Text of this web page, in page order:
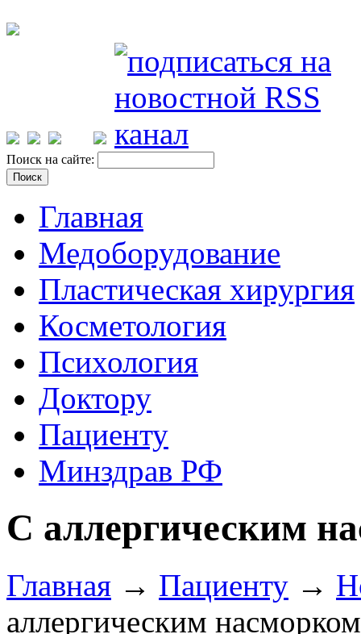
Поиск на сайте:
Главная
Медоборудование
Пластическая хирургия
Косметология
Психология
Доктору
Пациенту
Минздрав РФ
C аллергическим
Главная → Пациенту →
аллергическим